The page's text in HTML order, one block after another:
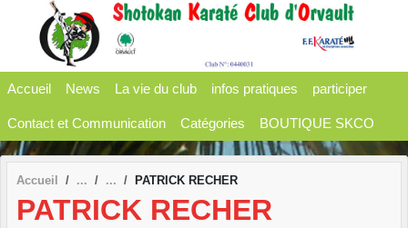
Accueil News La vie du club infos pratiques participer
Contact et Communication Catégories BOUTIQUE SKCO
Accueil PATRICK RECHER
PATRICK RECHER
Panneau de gestion des cookies